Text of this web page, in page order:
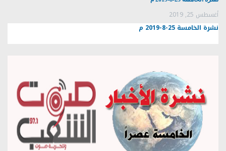
أغسطس 25, 2019
نشرة الخامسة 25-8-2019 م